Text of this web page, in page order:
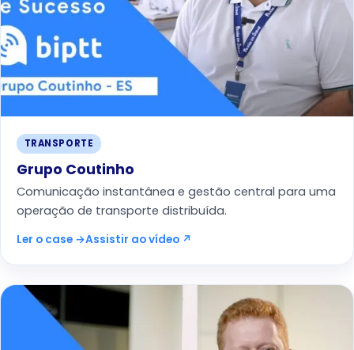
TRANSPORTE
Grupo Coutinho
Comunicação instantânea e gestão central para uma
operação de transporte distribuída.
Ler o case →Assistir ao vídeo ↗